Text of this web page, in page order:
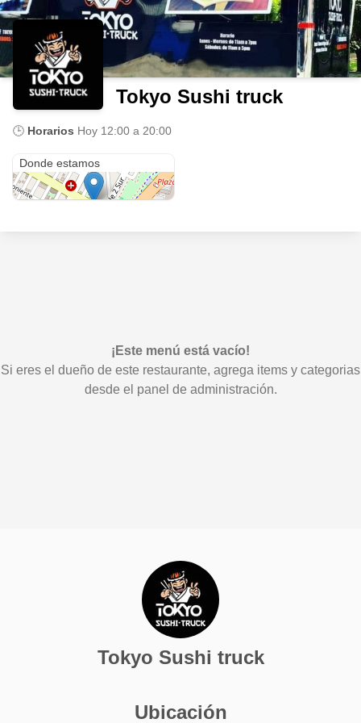
Tokyo Sushi truck
🕒 Horarios Hoy 12:00 a 20:00
Donde estamos
¡Este menú está vacío!
Si eres el dueño de este restaurante, agrega items y categorias
desde el panel de administración.
Tokyo Sushi truck
Ubicación